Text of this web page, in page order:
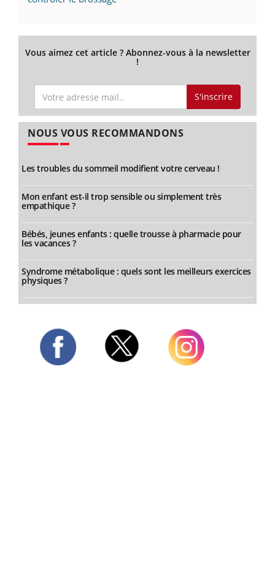
Vous aimez cet article ? Abonnez-vous à la newsletter
!
S'inscrire
NOUS VOUS RECOMMANDONS
Les troubles du sommeil modifient votre cerveau !
Mon enfant est-il trop sensible ou simplement très
empathique ?
Bébés, jeunes enfants : quelle trousse à pharmacie pour
les vacances ?
Syndrome métabolique : quels sont les meilleurs exercices
physiques ?